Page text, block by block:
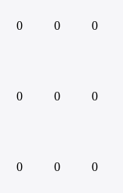
0 0 0
0 0 0
0 0 0